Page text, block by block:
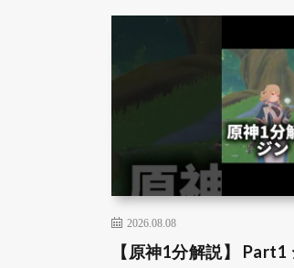
2026.08.08
【原神1分解説】 Part1